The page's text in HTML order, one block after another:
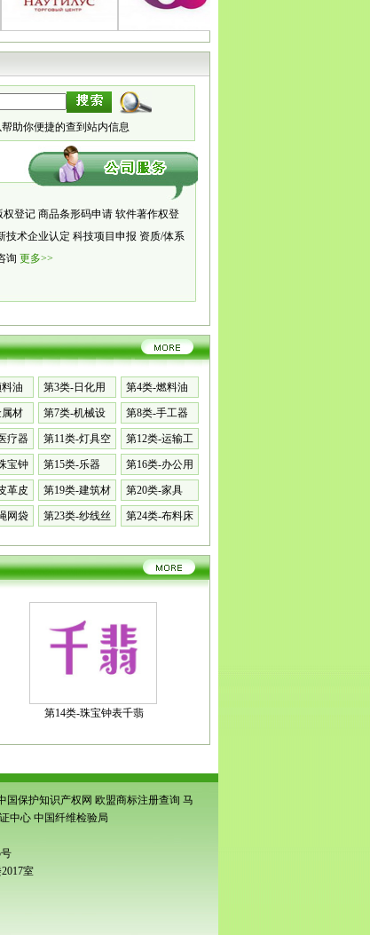
助你便捷的查到站内信息
权登记 商品条形码申请 软件著作权登
技术企业认定 科技项目申报 资质/体系
询 更多>>
油
第3类-日化用
品
第4类-燃料油
脂
材
第7类-机械设
备
第8类-手工器
械
疗器
第11类-灯具空
调
第12类-运输工
具
宝钟
第15类-乐器
第16类-办公用
品
革皮
第19类-建筑材
料
第20类-家具
网袋
第23类-纱线丝
第24类-布料床
第14类-珠宝钟表千翡
国保护知识产权网 欧盟商标注册查询 马
中心 中国纤维检验局
室